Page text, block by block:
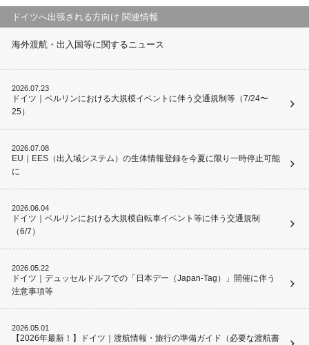
ドイツへ出張される方向け 関連情報
海外渡航・出入国等に関するニュース
2026.07.23
ドイツ｜ベルリンにおける大規模イベントに伴う交通規制等（7/24〜
25）
2026.07.08
EU｜EES（出入域システム）の生体情報登録を今夏に限り一時停止可能
に
2026.06.04
ドイツ｜ベルリンにおける大規模自転車イベント等に伴う交通規制
（6/7）
2026.05.22
ドイツ｜デュッセルドルフでの「日本デー（Japan-Tag）」開催に伴う
注意事項等
2026.05.01
【2026年最新！】ドイツ｜渡航情報・旅行の準備ガイド（必要な渡航書